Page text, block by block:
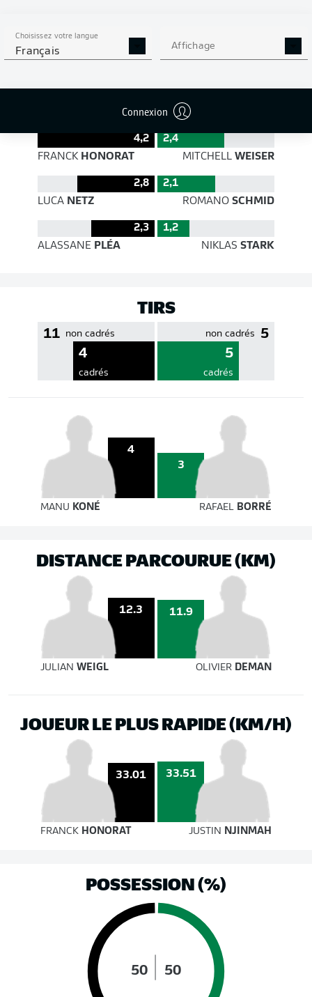
Choisissez votre langue
Français Affichage
Connexion
544 530
86 % Précision 83 %
EFFICACITÉ DES PASSES
4,2
2,4
FRANCK HONORAT MITCHELLWEISER
2,8
2,1
LUCA NETZ ROMANOSCHMID
2,3
1,2
ALASSANE PLÉA NIKLAS STARK
TIRS
11 non cadrés
4
cadrés
5
non cadrés
5
cadrés
4
3
MANU KONÉ RAFAEL BORRÉ
DISTANCE PARCOURUE (KM)
12.3 11.9
JULIAN WEIGL OLIVIER DEMAN
JOUEUR LE PLUS RAPIDE (KM/H)
33.01 33.51
FRANCK HONORAT JUSTIN NJINMAH
POSSESSION (%)
50 50